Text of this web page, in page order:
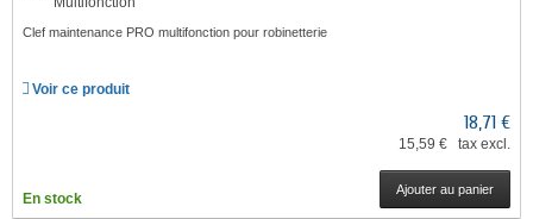
Clef maintenance PRO multifonction pour robinetterie
Voir ce produit
18,71 €
15,59 € tax excl.
En stock
Ajouter au panier